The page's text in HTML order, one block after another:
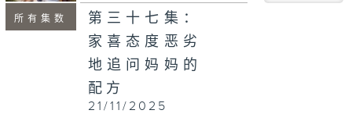
所有集数
第三十七集：
家喜态度恶劣
地追问妈妈的
配方
21/11/2025